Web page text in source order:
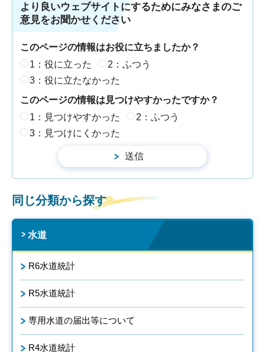
より良いウェブサイトにするためにみなさまのご
意見をお聞かせください
このページの情報はお役に立ちましたか？
1：役に立った
2：ふつう
3：役に立たなかった
このページの情報は見つけやすかったですか？
1：見つけやすかった
2：ふつう
3：見つけにくかった
同じ分類から探す
水道
R6水道統計
R5水道統計
専用水道の届出等について
R4水道統計